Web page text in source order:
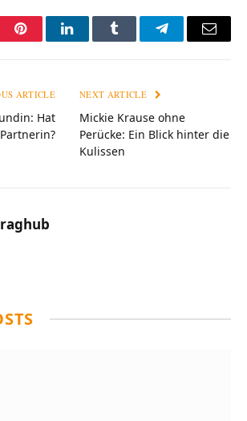
PinterestLinkedInTumblr TelegramEmail
ARTICLE
Hat
NEXT ARTICLE
Mickie Krause ohne
Perücke: Ein Blick hinter die
Kulissen